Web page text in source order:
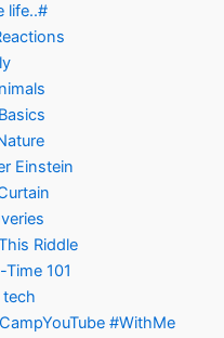
life..#
Einstein
Riddle
101
#WithMe